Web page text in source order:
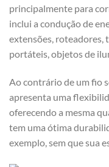
principalmente para
inclui a condução de
extensões, roteadores,
portáteis, objetos de
Ao contrário de um fio
apresenta uma
oferecendo a mesma
tem uma ótima
exemplo, sem que sua